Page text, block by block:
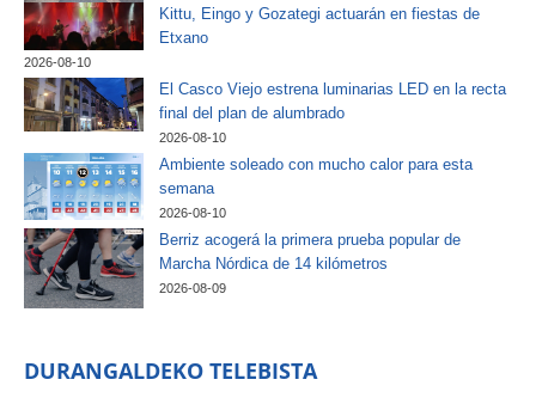
Kittu, Eingo y Gozategi actuarán en fiestas de
Etxano
2026-08-10
El Casco Viejo estrena luminarias LED en la recta
final del plan de alumbrado
2026-08-10
Ambiente soleado con mucho calor para esta
semana
2026-08-10
Berriz acogerá la primera prueba popular de
Marcha Nórdica de 14 kilómetros
2026-08-09
DURANGALDEKO TELEBISTA